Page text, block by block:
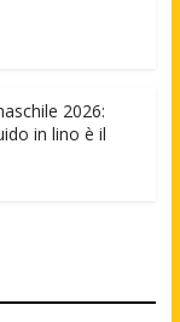
2026:
in lino è il